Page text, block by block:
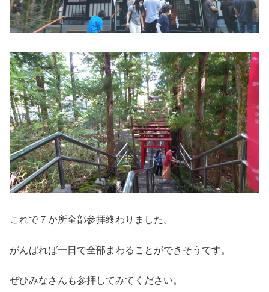
これで７か所全部参拝終わりました。
がんばれば一日で全部まわることができそうです。
ぜひみなさんも参拝してみてください。